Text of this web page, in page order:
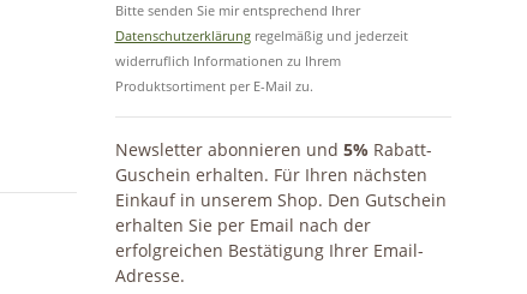
Bitte senden Sie mir entsprechend Ihrer
Datenschutzerklärungregelmäßig und jederzeit
widerruflich Informationen zu Ihrem
Produktsortiment per E-Mail zu.
Newsletter abonnieren und 5%Rabatt-
Guschein erhalten. Für Ihren nächsten
Einkauf in unserem Shop. Den Gutschein
erhalten Sie per Email nach der
erfolgreichen Bestätigung Ihrer Email-
Adresse.